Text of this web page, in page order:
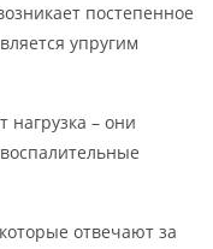
постепенное
упругим
нагрузка – они
отвечают за